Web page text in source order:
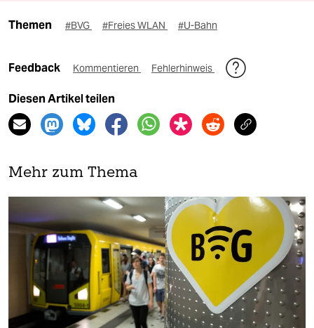
Themen #BVG #Freies WLAN #U-Bahn
Feedback Kommentieren Fehlerhinweis
Diesen Artikel teilen
Mehr zum Thema